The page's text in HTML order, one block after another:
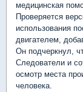
медицинская
Проверяется
использования
двигателем,
Он подчеркнул,
Следователи и
осмотр места
человека.